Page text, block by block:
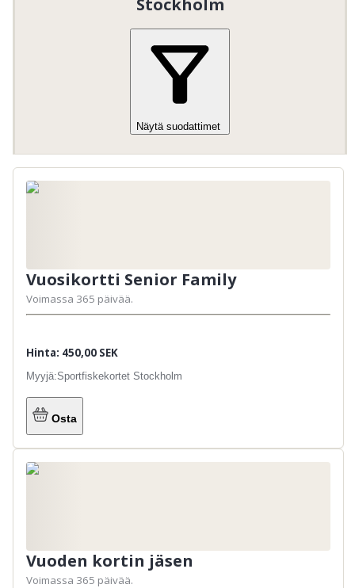
Stockholm
Näytä suodattimet
Vuosikortti Senior Family
Voimassa 365 päivää.
Hinta: 450,00 SEK
Myyjä:Sportfiskekortet Stockholm
Osta
Vuoden kortin jäsen
Voimassa 365 päivää.